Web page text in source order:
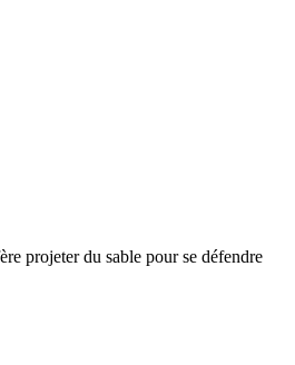
projeter du sable pour se défendre